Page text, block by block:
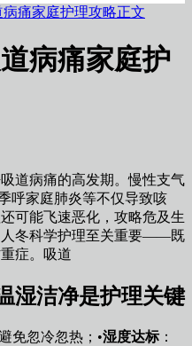
痛家庭护理攻略正文
病痛家庭护
道病痛的高发期。慢性支气
呼家庭肺炎等不仅导致咳
可能飞速恶化，攻略危及生
人冬科学护理至关重要——既
症。吸道
湿洁净是护理关键
免忽冷忽热；•湿度达标：